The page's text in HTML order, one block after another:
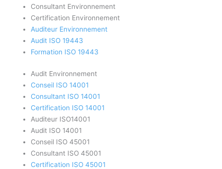
Consultant Environnement
Certification Environnement
Auditeur Environnement
Audit ISO 19443
Formation ISO 19443
Audit Environnement
Conseil ISO 14001
Consultant ISO 14001
Certification ISO 14001
Auditeur ISO14001
Audit ISO 14001
Conseil ISO 45001
Consultant ISO 45001
Certification ISO 45001